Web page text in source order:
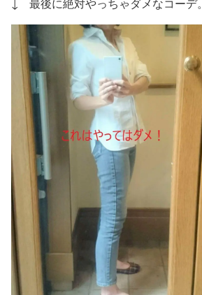
↓ 最後に絶対やっちゃダメなコーデ。